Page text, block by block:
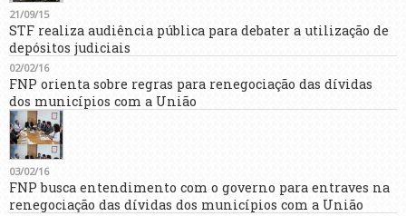
21/09/15
STF realiza audiência pública para debater a utilização de
depósitos judiciais
02/02/16
FNP orienta sobre regras para renegociação das dívidas
dos municípios com a União
03/02/16
FNP busca entendimento com o governo para entraves na
renegociação das dívidas dos municípios com a União